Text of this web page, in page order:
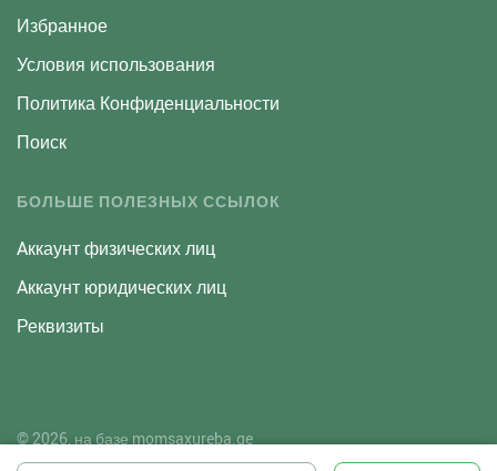
Избранное
Условия использования
Политика Конфиденциальности
Поиск
БОЛЬШЕ ПОЛЕЗНЫХ ССЫЛОК
Aккаунт физических лиц
Aккаунт юридических лиц
Реквизиты
© 2026, на базе momsaxureba.ge